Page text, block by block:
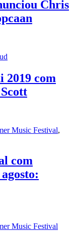
Chris
com
Music Festival,
com
Music Festival